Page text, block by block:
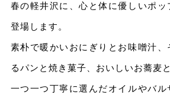
春の軽井沢に、心と体に優しいポッ
登場します。
素朴で暖かいおにぎりとお味噌汁、
るパンと焼き菓子、おいしいお蕎麦
一つ一つ丁寧に選んだオイルやバル